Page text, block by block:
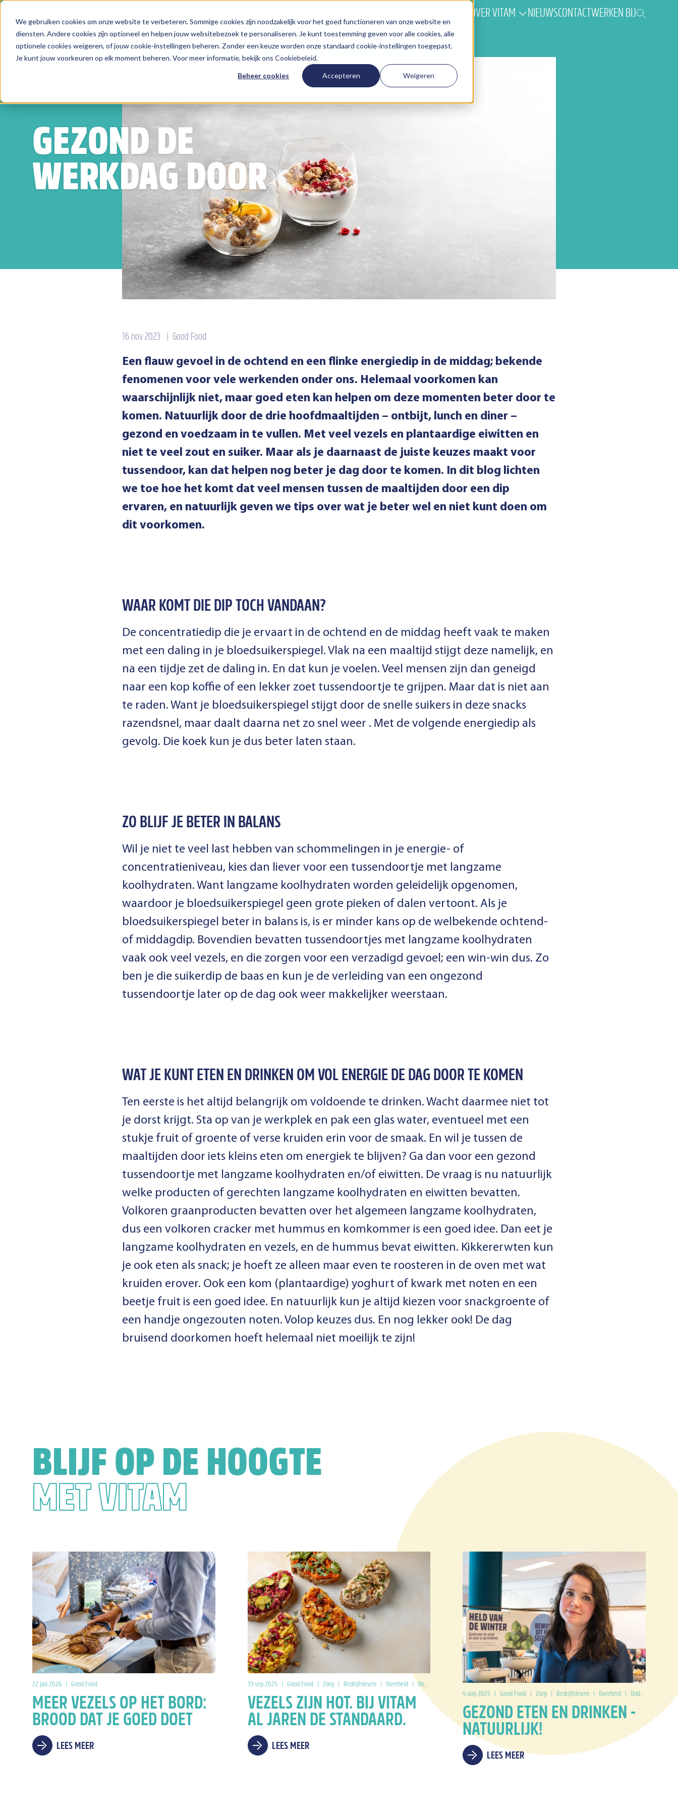
We gebruiken cookies om onze website te verbeteren. Sommige cookies zijn noodzakelijk voor het goed functioneren van onze website en
diensten. Andere cookies zijn optioneel en helpen jouw websitebezoek te personaliseren. Je kunt toestemming geven voor alle cookies, alle
optionele cookies weigeren, of jouw cookie-instellingen beheren. Zonder een keuze worden onze standaard cookie-instellingen toegepast.
Je kunt jouw voorkeuren op elk moment beheren. Voor meer informatie, bekijk ons Cookiebeleid.
Beheer cookies Accepteren Weigeren
OVER VITAM NIEUWSCONTACTWERKEN BIJ
Zoeken
GEZOND DE
WERKDAG DOOR
16 nov 2023 | Good Food
Een flauw gevoel in de ochtend en een flinke energiedip in de middag; bekende
fenomenen voor vele werkenden onder ons. Helemaal voorkomen kan
waarschijnlijk niet, maar goed eten kan helpen om deze momenten beter door te
komen. Natuurlijk door de drie hoofdmaaltijden – ontbijt, lunch en diner –
gezond en voedzaam in te vullen. Met veel vezels en plantaardige eiwitten en
niet te veel zout en suiker. Maar als je daarnaast de juiste keuzes maakt voor
tussendoor, kan dat helpen nog beter je dag door te komen. In dit blog lichten
we toe hoe het komt dat veel mensen tussen de maaltijden door een dip
ervaren, en natuurlijk geven we tips over wat je beter wel en niet kunt doen om
dit voorkomen.
WAAR KOMT DIE DIP TOCH VANDAAN?
De concentratiedip die je ervaart in de ochtend en de middag heeft vaak te maken
met een daling in je bloedsuikerspiegel. Vlak na een maaltijd stijgt deze namelijk, en
na een tijdje zet de daling in. En dat kun je voelen. Veel mensen zijn dan geneigd
naar een kop koffie of een lekker zoet tussendoortje te grijpen. Maar dat is niet aan
te raden. Want je bloedsuikerspiegel stijgt door de snelle suikers in deze snacks
razendsnel, maar daalt daarna net zo snel weer . Met de volgende energiedip als
gevolg. Die koek kun je dus beter laten staan.
ZO BLIJF JE BETER IN BALANS
Wil je niet te veel last hebben van schommelingen in je energie- of
concentratieniveau, kies dan liever voor een tussendoortje met langzame
koolhydraten. Want langzame koolhydraten worden geleidelijk opgenomen,
waardoor je bloedsuikerspiegel geen grote pieken of dalen vertoont. Als je
bloedsuikerspiegel beter in balans is, is er minder kans op de welbekende ochtend-
of middagdip. Bovendien bevatten tussendoortjes met langzame koolhydraten
vaak ook veel vezels, en die zorgen voor een verzadigd gevoel; een win-win dus. Zo
ben je die suikerdip de baas en kun je de verleiding van een ongezond
tussendoortje later op de dag ook weer makkelijker weerstaan.
WAT JE KUNT ETEN EN DRINKEN OM VOL ENERGIE DE DAG DOOR TE KOMEN
Ten eerste is het altijd belangrijk om voldoende te drinken. Wacht daarmee niet tot
je dorst krijgt. Sta op van je werkplek en pak een glas water, eventueel met een
stukje fruit of groente of verse kruiden erin voor de smaak. En wil je tussen de
maaltijden door iets kleins eten om energiek te blijven? Ga dan voor een gezond
tussendoortje met langzame koolhydraten en/of eiwitten. De vraag is nu natuurlijk
welke producten of gerechten langzame koolhydraten en eiwitten bevatten.
Volkoren graanproducten bevatten over het algemeen langzame koolhydraten,
dus een volkoren cracker met hummus en komkommer is een goed idee. Dan eet je
langzame koolhydraten en vezels, en de hummus bevat eiwitten. Kikkererwten kun
je ook eten als snack; je hoeft ze alleen maar even te roosteren in de oven met wat
kruiden erover. Ook een kom (plantaardige) yoghurt of kwark met noten en een
beetje fruit is een goed idee. En natuurlijk kun je altijd kiezen voor snackgroente of
een handje ongezouten noten. Volop keuzes dus. En nog lekker ook! De dag
bruisend doorkomen hoeft helemaal niet moeilijk te zijn!
BLIJF OP DE HOOGTE
MET VITAM
22 jan 2026 | Good Food
MEER VEZELS OP HET BORD:
BROOD DAT JE GOED DOET
LEES MEER
19 sep 2025 | Good Food | Zorg | Bedrijfsleven | Overheid | Onderwijs
VEZELS ZIJN HOT. BIJ VITAM
AL JAREN DE STANDAARD.
LEES MEER
4 aug 2025 | Good Food | Zorg | Bedrijfsleven | Overheid | Onderwijs
GEZOND ETEN EN DRINKEN -
NATUURLIJK!
LEES MEER